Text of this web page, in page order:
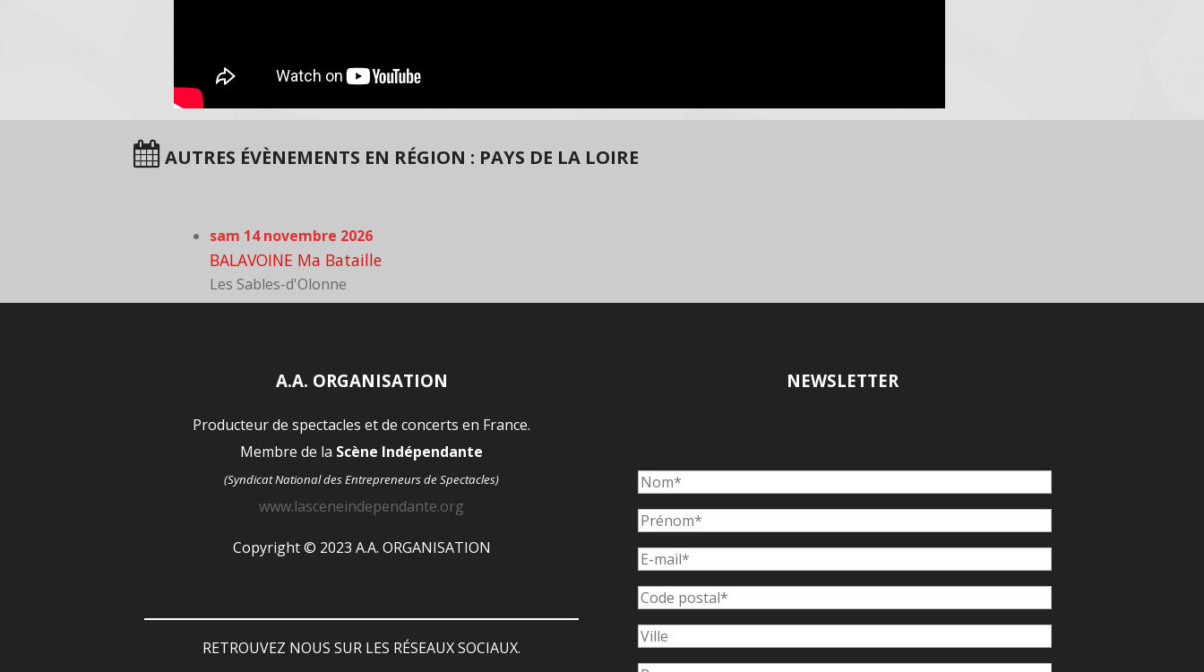
AUTRES ÉVÈNEMENTS EN RÉGION : PAYS DE LA LOIRE
sam 14 novembre 2026
BALAVOINE Ma Bataille
Les Sables-d'Olonne
A.A. ORGANISATION
Producteur de spectacles et de concerts en France.
Membre de la Scène Indépendante
(Syndicat National des Entrepreneurs de Spectacles)
www.lasceneindependante.org
Copyright © 2023 A.A. ORGANISATION
RETROUVEZ NOUS SUR LES RÉSEAUX SOCIAUX.
NEWSLETTER